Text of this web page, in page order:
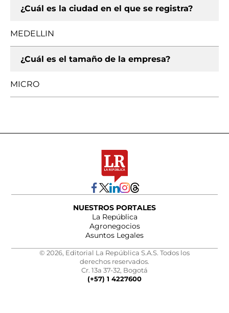
¿Cuál es la ciudad en el que se registra?
MEDELLIN
¿Cuál es el tamaño de la empresa?
MICRO
NUESTROS PORTALES
La República
Agronegocios
Asuntos Legales
© 2026, Editorial La República S.A.S. Todos los
derechos reservados.
Cr. 13a 37-32, Bogotá
(+57) 1 4227600